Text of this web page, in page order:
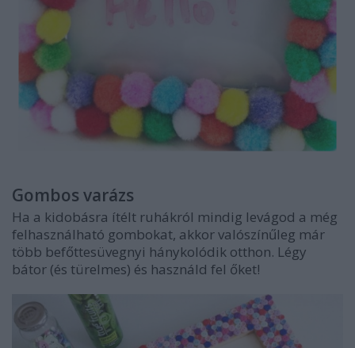
Gombos varázs
Ha a kidobásra ítélt ruhákról mindig levágod a még
felhasználható gombokat, akkor valószínűleg már
több befőttesüvegnyi hánykolódik otthon. Légy
bátor (és türelmes) és használd fel őket!